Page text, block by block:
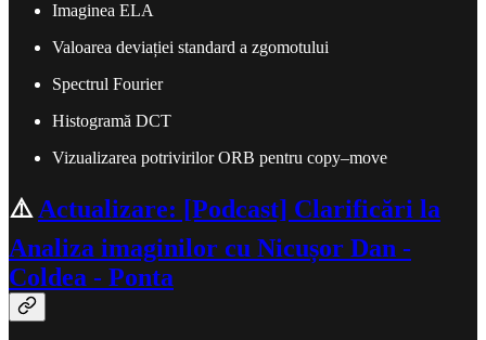
Imaginea ELA
Valoarea deviației standard a zgomotului
Spectrul Fourier
Histogramă DCT
Vizualizarea potrivirilor ORB pentru copy–move
⚠️Actualizare: [Podcast] Clarificări la
Analiza imaginilor cu Nicușor Dan -
Coldea - Ponta